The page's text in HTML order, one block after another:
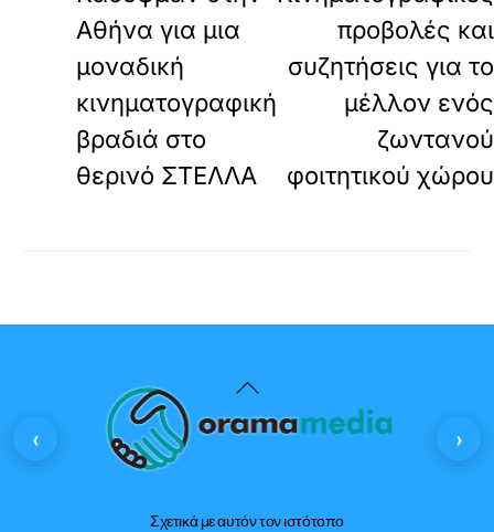
Αθήνα για μια
μοναδική
κινηματογραφική
βραδιά στο
θερινό ΣΤΕΛΛΑ
προβολές και
συζητήσεις για το
μέλλον ενός
ζωντανού
φοιτητικού χώρου
Back
To
Σχετικά με αυτόν τον ιστότοπο
‹ ›